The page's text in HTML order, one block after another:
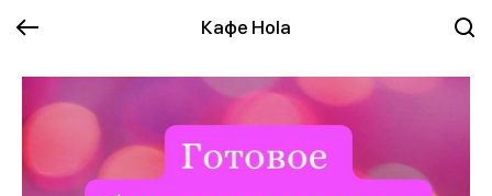
Кафе Hola